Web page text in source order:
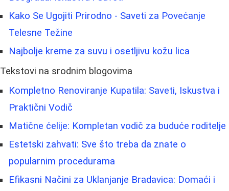
Kako Se Ugojiti Prirodno - Saveti za Povećanje
Telesne Težine
Najbolje kreme za suvu i osetljivu kožu lica
Tekstovi na srodnim blogovima
Kompletno Renoviranje Kupatila: Saveti, Iskustva i
Praktični Vodič
Matične ćelije: Kompletan vodič za buduće roditelje
Estetski zahvati: Sve što treba da znate o
popularnim procedurama
Efikasni Načini za Uklanjanje Bradavica: Domaći i